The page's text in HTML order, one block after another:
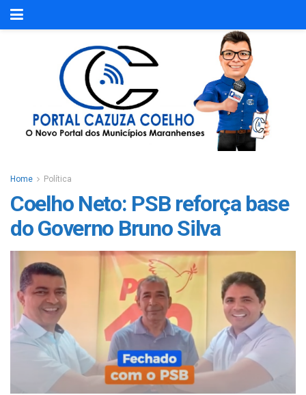
Home Política
Coelho Neto: PSB reforça base
do Governo Bruno Silva